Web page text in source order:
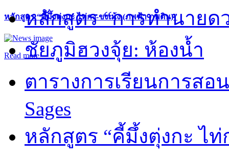
หลักสูตร “คี้มึ้งตุ่งกะ ไท่กง-ขงเม้ง (ภพฟ้า ภพดิน)”
Read more
หลักสูตร “การทำนายด
ชัยภูมิฮวงจุ้ย: ห้องน้ำ
ตารางการเรียนการส
Sages
หลักสูตร “คี้มึ้งตุ่งกะ ไ